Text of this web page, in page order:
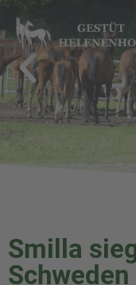
Inhalt
springen
Smilla